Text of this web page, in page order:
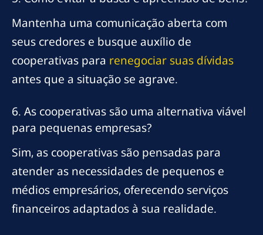
Mantenha uma comunicação aberta com
seus credores e busque auxílio de
cooperativas para renegociar suas dívidas
antes que a situação se agrave.
6. As cooperativas são uma alternativa viável
para pequenas empresas?
Sim, as cooperativas são pensadas para
atender as necessidades de pequenos e
médios empresários, oferecendo serviços
financeiros adaptados à sua realidade.